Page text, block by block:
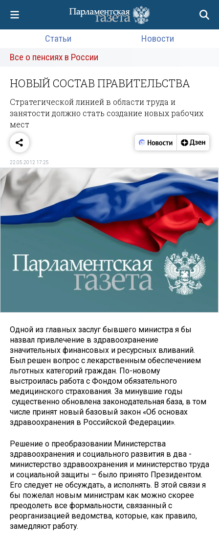
Статьи
Новости
Все о пенсиях в России
НОВЫЙ СОСТАВ ПРАВИТЕЛЬСТВА
Стратегической линией в области труда и
занятости должно стать создание новых рабочих
мест
22.05.2012 17:25
Одной из главных заслуг бывшего министра я бы
назвал привлечение в здравоохранение
значительных финансовых и ресурсных вливаний.
Был решен вопрос с лекарственным обеспечением
льготных категорий граждан. По-новому
выстроилась работа с Фондом обязательного
медицинского страхования. За минувшие годы
существенно обновлена законодательная база, в том
числе принят новый базовый закон «Об основах
здравоохранения в Российской Федерации».
Решение о преобразовании Министерства
здравоохранения и социального развития в два -
министерство здравоохранения и министерство труда
и социальной защиты – было принято Президентом.
Его следует не обсуждать, а исполнять. В этой связи я
бы пожелал новым министрам как можно скорее
преодолеть все формальности, связанный с
реорганизацией ведомства, которые, как правило,
замедляют работу.